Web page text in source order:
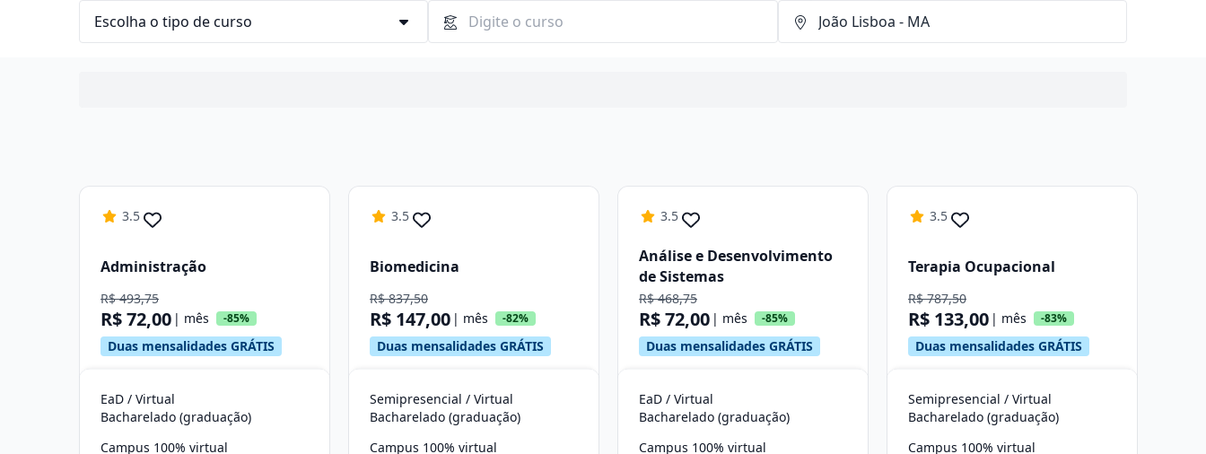
Continuar
3.5
Administração
R$ 493,75
R$ 72,00 | mês -85%
Duas mensalidades GRÁTIS
EaD / Virtual
Bacharelado (graduação)
Campus 100% virtual
3.5
Biomedicina
R$ 837,50
R$ 147,00 | mês -82%
Duas mensalidades GRÁTIS
Semipresencial / Virtual
Bacharelado (graduação)
Campus 100% virtual
3.5
Análise e Desenvolvimento
de Sistemas
R$ 468,75
R$ 72,00 | mês -85%
Duas mensalidades GRÁTIS
EaD / Virtual
Bacharelado (graduação)
Campus 100% virtual
3.5
Terapia Ocupacional
R$ 787,50
R$ 133,00 | mês -83%
Duas mensalidades GRÁTIS
Semipresencial / Virtual
Bacharelado (graduação)
Campus 100% virtual